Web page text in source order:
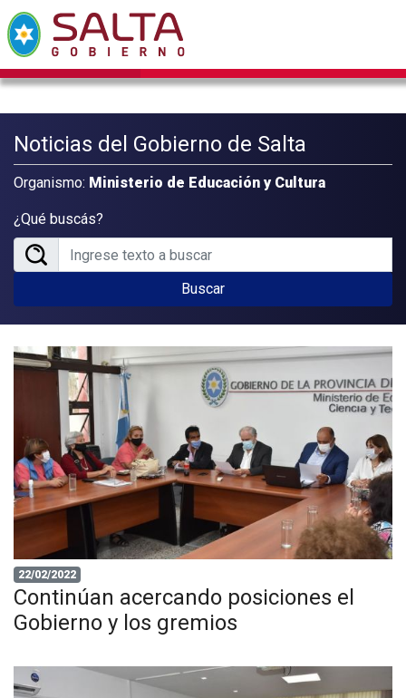
Noticias del Gobierno de Salta
Organismo: Ministerio de Educación y Cultura
¿Qué buscás?
Buscar
22/02/2022
Continúan acercando posiciones el
Gobierno y los gremios